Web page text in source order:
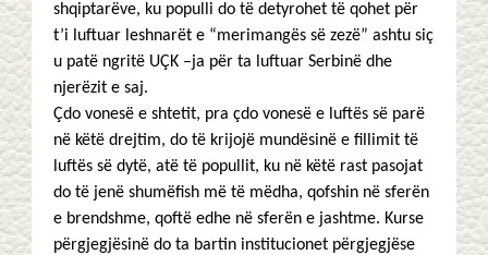
shqiptarëve, ku populli do të detyrohet të qohet për
t’i luftuar leshnarët e “merimangës së zezë” ashtu siç
u patë ngritë UÇK –ja për ta luftuar Serbinë dhe
njerëzit e saj.
Çdo vonesë e shtetit, pra çdo vonesë e luftës së parë
në këtë drejtim, do të krijojë mundësinë e fillimit të
luftës së dytë, atë të popullit, ku në këtë rast pasojat
do të jenë shumëfish më të mëdha, qofshin në sferën
e brendshme, qoftë edhe në sferën e jashtme. Kurse
përgjegjësinë do ta bartin institucionet përgjegjëse